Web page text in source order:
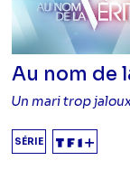
Au nom de
Un mari trop
SÉRIE